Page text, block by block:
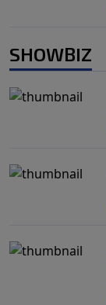
SHOWBIZ